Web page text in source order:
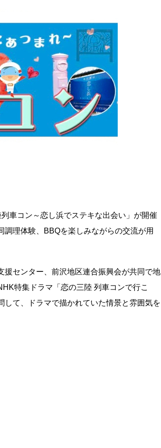
車コン～恋し浜でステキな出会い」が開催
理体験、BBQを楽しみながらの交流が用
センター、前沢地区連合振興会が共同で地
特集ドラマ「恋の三陸 列車コンで行こ
して、ドラマで描かれていた情景と雰囲気を